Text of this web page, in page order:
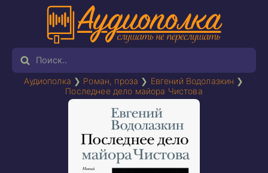
Аудиополка ❯ Роман, проза ❯ Евгений Водолазкин ❯
Последнее дело майора Чистова